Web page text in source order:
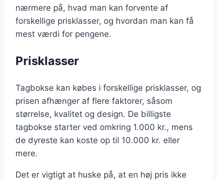
nærmere på, hvad man kan forvente af
forskellige prisklasser, og hvordan man kan få
mest værdi for pengene.
Prisklasser
Tagbokse kan købes i forskellige prisklasser, og
prisen afhænger af flere faktorer, såsom
størrelse, kvalitet og design. De billigste
tagbokse starter ved omkring 1.000 kr., mens
de dyreste kan koste op til 10.000 kr. eller
mere.
Det er vigtigt at huske på, at en høj pris ikke